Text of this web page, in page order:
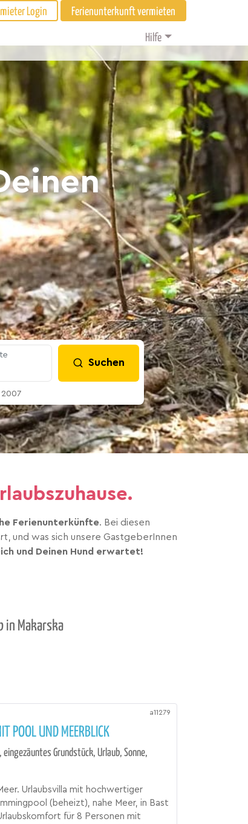
Login Ferienunterkunft vermieten
Hilfe
Suchen
Ferienunterkünfte. Bei diesen
und was sich unsere GastgeberInnen
und Deinen Hund erwartet!
in Makarska
a11279
POOL UND MEERBLICK
Grundstück, Urlaub, Sonne,
Urlaubsvilla mit hochwertiger
(beheizt), nahe Meer, in Bast
für 8 Personen mit